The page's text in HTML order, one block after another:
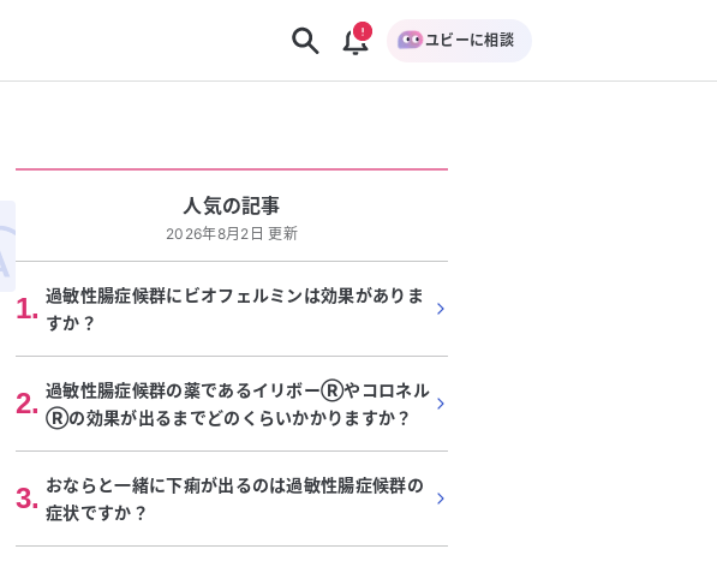
ユビーに相談
人気の記事
2026年8月2日 更新
1. 過敏性腸症候群にビオフェルミンは効果がありま
すか？
2. 過敏性腸症候群の薬であるイリボーⓇやコロネル
Ⓡの効果が出るまでどのくらいかかりますか？
3. おならと一緒に下痢が出るのは過敏性腸症候群の
症状ですか？